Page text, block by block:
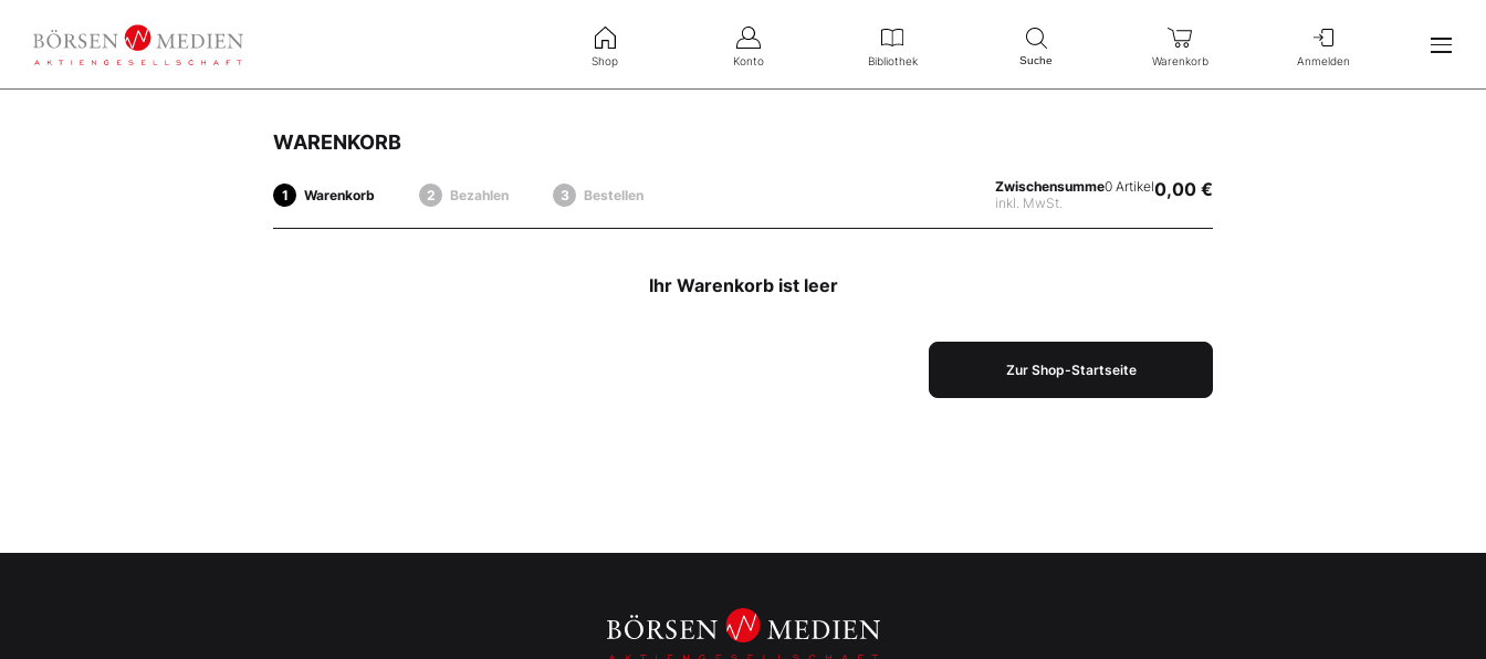
Shop Konto Bibliothek Suche Warenkorb Anmelden
WARENKORB
Warenkorb Bezahlen Bestellen
Zwischensumme
inkl. MwSt.
0 Artikel0,00 €
Ihr Warenkorb ist leer
Zur Shop-Startseite